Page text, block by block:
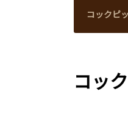
コックピ
コッ